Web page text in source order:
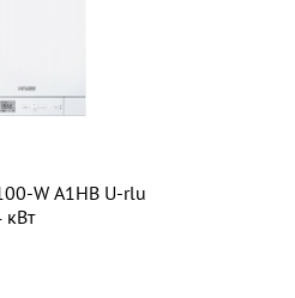
W A1HB U-rlu
кВт